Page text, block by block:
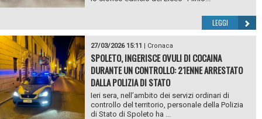
LEGGI
27/03/2026 15:11 | Cronaca
SPOLETO, INGERISCE OVULI DI COCAINA
DURANTE UN CONTROLLO: 21ENNE ARRESTATO
DALLA POLIZIA DI STATO
Ieri sera, nell’ambito dei servizi ordinari di
controllo del territorio, personale della Polizia
di Stato di Spoleto ha ...